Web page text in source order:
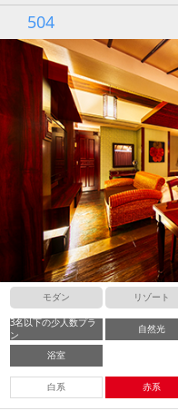
504
モダン リゾート
3名以下の少人数プラ
ン
自然光
浴室
白系 赤系